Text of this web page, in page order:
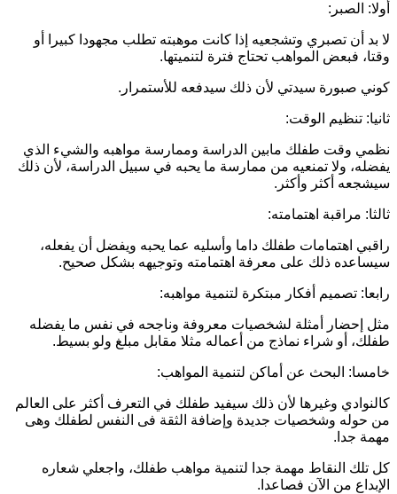
الصبر:
بد أن تصبري وتشجعيه إذا كانت موهبته تطلب مجهودا كبيرا أو
فبعض المواهب تحتاج فترة لتنميتها.
صبورة سيدتي لأن ذلك سيدفعه للأستمرار.
تنظيم الوقت:
وقت طفلك مابين الدراسة وممارسة مواهبه والشيء الذي
ولا تمنعيه من ممارسة ما يحبه في سبيل الدراسة، لأن ذلك
أكثر وأكثر.
مراقبة اهتمامته:
اهتمامات طفلك داما وأسليه عما يحبه ويفضل أن يفعله،
ذلك على معرفة اهتمامته وتوجيهه بشكل صحيح.
تصميم أفكار مبتكرة لتنمية مواهبه:
إحضار أمثلة لشخصيات معروفة وناجحه في نفس ما يفضله
أو شراء نماذج من أعماله مثلا مقابل مبلغ ولو بسيط.
البحث عن أماكن لتنمية المواهب:
وغيرها لأن ذلك سيفيد طفلك في التعرف أكثر على العالم
حوله وشخصيات جديدة وإضافة الثقة فى النفس لطفلك وهى
جدا.
تلك النقاط مهمة جدا لتنمية مواهب طفلك، واجعلي شعاره
من الآن فصاعدا.